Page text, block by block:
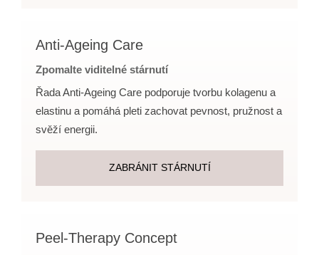
Anti-Ageing Care
Zpomalte viditelné stárnutí
Řada Anti-Ageing Care podporuje tvorbu kolagenu a
elastinu a pomáhá pleti zachovat pevnost, pružnost a
svěží energii.
ZABRÁNIT STÁRNUTÍ
Peel-Therapy Concept